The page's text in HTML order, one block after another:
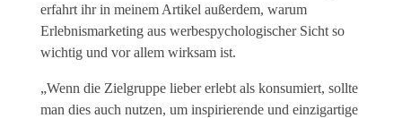
erfahrt ihr in meinem Artikel außerdem, warum
Erlebnismarketing aus werbespychologischer Sicht so
wichtig und vor allem wirksam ist.
„Wenn die Zielgruppe lieber erlebt als konsumiert, sollte
man dies auch nutzen, um inspirierende und einzigartige